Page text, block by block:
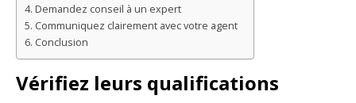
Demandez conseil à un expert
Communiquez clairement avec votre agent
Conclusion
Vérifiez leurs qualifications